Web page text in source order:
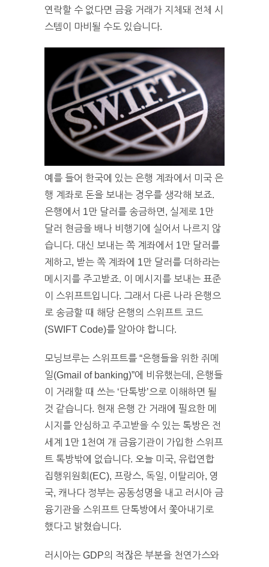
연락할 수 없다면 금융 거래가 지체돼 전체 시
스템이 마비될 수도 있습니다.
예를 들어 한국에 있는 은행 계좌에서 미국 은
행 계좌로 돈을 보내는 경우를 생각해 보죠.
은행에서 1만 달러를 송금하면, 실제로 1만
달러 현금을 배나 비행기에 실어서 나르지 않
습니다. 대신 보내는 쪽 계좌에서 1만 달러를
제하고, 받는 쪽 계좌에 1만 달러를 더하라는
메시지를 주고받죠. 이 메시지를 보내는 표준
이 스위프트입니다. 그래서 다른 나라 은행으
로 송금할 때 해당 은행의 스위프트 코드
(SWIFT Code)를 알아야 합니다.
모닝브루는 스위프트를 “은행들을 위한 쥐메
일(Gmail of banking)”에 비유했는데, 은행들
이 거래할 때 쓰는 ‘단톡방’으로 이해하면 될
것 같습니다. 현재 은행 간 거래에 필요한 메
시지를 안심하고 주고받을 수 있는 톡방은 전
세계 1만 1천여 개 금융기관이 가입한 스위프
트 톡방밖에 없습니다. 오늘 미국, 유럽연합
집행위원회(EC), 프랑스, 독일, 이탈리아, 영
국, 캐나다 정부는 공동성명을 내고 러시아 금
융기관을 스위프트 단톡방에서 쫓아내기로
했다고 밝혔습니다.
러시아는 GDP의 적잖은 부분을 천연가스와